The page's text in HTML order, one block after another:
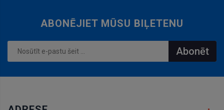
ABONĒJIET MŪSU BIĻETENU
Abonēt